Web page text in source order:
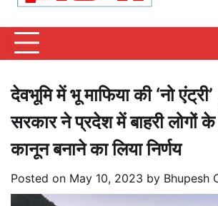
देवभूमि में भू माफिया की ‘नो
सरकार ने प्रदेश में बाहरी लोगों
कानून बनाने का लिया निर्णय
Posted on May 10, 2023 by Bhupesh